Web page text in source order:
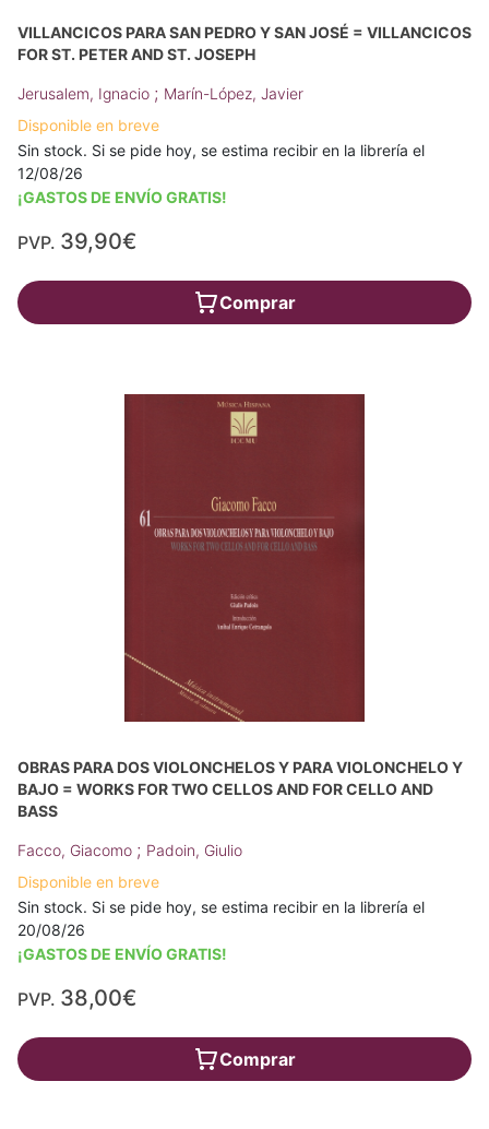
VILLANCICOS PARA SAN PEDRO Y SAN JOSÉ = VILLANCICOS
FOR ST. PETER AND ST. JOSEPH
Jerusalem, Ignacio ; Marín-López, Javier
Disponible en breve
Sin stock. Si se pide hoy, se estima recibir en la librería el
12/08/26
¡GASTOS DE ENVÍO GRATIS!
PVP. 39,90€
Comprar
OBRAS PARA DOS VIOLONCHELOS Y PARA VIOLONCHELO Y
BAJO = WORKS FOR TWO CELLOS AND FOR CELLO AND
BASS
Facco, Giacomo ; Padoin, Giulio
Disponible en breve
Sin stock. Si se pide hoy, se estima recibir en la librería el
20/08/26
¡GASTOS DE ENVÍO GRATIS!
PVP. 38,00€
Comprar